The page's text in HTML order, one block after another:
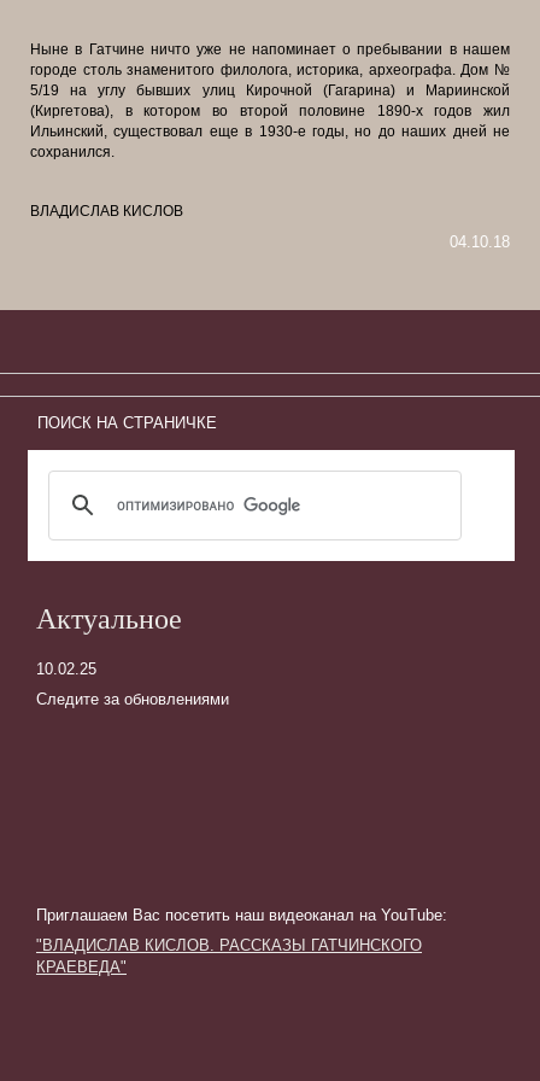
Ныне в Гатчине ничто уже не напоминает о пребывании в нашем
городе столь знаменитого филолога, историка, археографа. Дом №
5/19 на углу бывших улиц Кирочной (Гагарина) и Мариинской
(Киргетова), в котором во второй половине 1890-х годов жил
Ильинский, существовал еще в 1930-е годы, но до наших дней не
сохранился.
ВЛАДИСЛАВ КИСЛОВ
04.10.18
ПОИСК НА СТРАНИЧКЕ
Актуальное
10.02.25
Следите за обновлениями
Приглашаем Вас посетить наш видеоканал на YouTube:
"ВЛАДИСЛАВ КИСЛОВ. РАССКАЗЫ ГАТЧИНСКОГО
КРАЕВЕДА"